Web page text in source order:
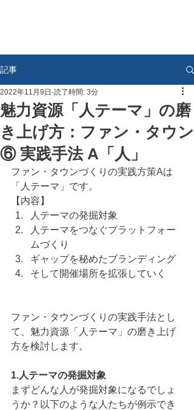
記事
魅力資源「人テーマ」の磨
き上げ方：ファン・タウン
⑥ 実践手法 A「人」
2022年11月9日 読了時間: 3分
ファン・タウンづくりの実践方策Aは
「人テーマ」です。
【内容】
人テーマの発掘対象
人テーマをつなぐプラットフォー
ムづくり
ギャップを秘めたブランディング
そして開催場所を拡張していく
ファン・タウンづくりの実践手法とし
て、魅力資源「人テーマ」の磨き上げ
方を検討します。
1.人テーマの発掘対象
まずどんな人が発掘対象になるでしょ
うか？以下のような人たちが例示でき